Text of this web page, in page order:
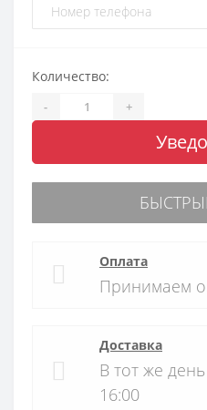
Количество:
- +
Оплата
Принимаем
Доставка
В тот же
16:00